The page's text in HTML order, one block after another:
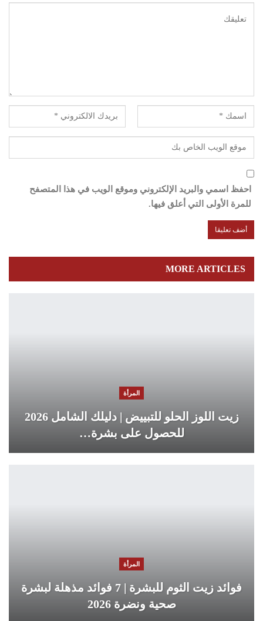
احفظ اسمي والبريد الإلكتروني وموقع الويب في هذا المتصفح
للمرة الأولى التي أعلق فيها.
MORE ARTICLES
المرأة
زيت اللوز الحلو للتبييض | دليلك الشامل 2026
للحصول على بشرة…
المرأة
فوائد زيت الثوم للبشرة | 7 فوائد مذهلة لبشرة
صحية ونضرة 2026